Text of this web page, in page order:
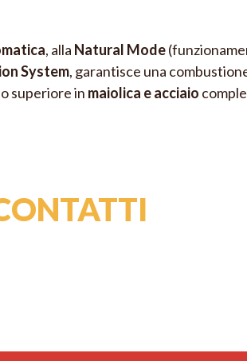
, alla Natural Mode
System, garantisce una
superiore in maiolica e acciaio